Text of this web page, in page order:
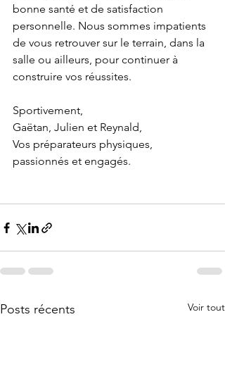
bonne santé et de satisfaction
personnelle. Nous sommes impatients
de vous retrouver sur le terrain, dans la
salle ou ailleurs, pour continuer à
construire vos réussites.
Sportivement,
Gaëtan, Julien et Reynald,
Vos préparateurs physiques,
passionnés et engagés.
Posts récents Voir tout